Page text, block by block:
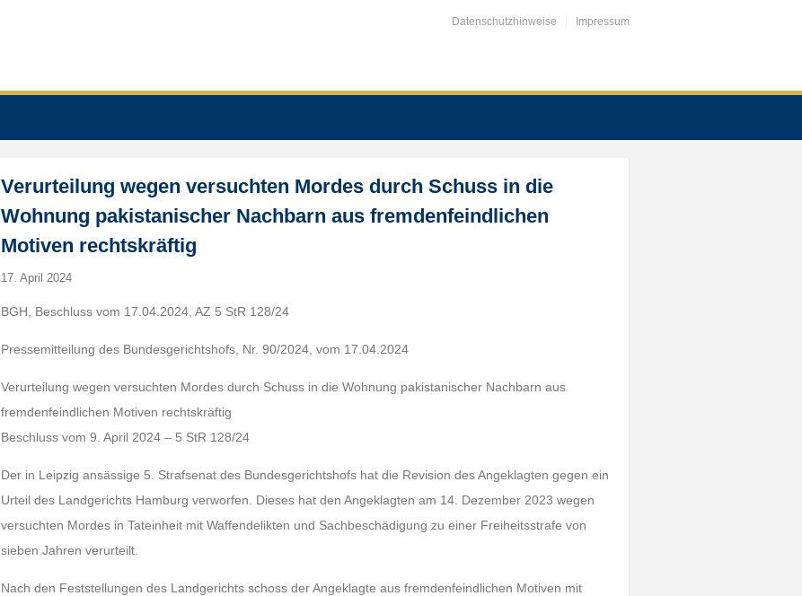
Datenschutzhinweise Impressum
Verurteilung wegen versuchten Mordes durch Schuss in die
Wohnung pakistanischer Nachbarn aus fremdenfeindlichen
Motiven rechtskräftig
17. April 2024
BGH, Beschluss vom 17.04.2024, AZ 5 StR 128/24
Pressemitteilung des Bundesgerichtshofs, Nr. 90/2024, vom 17.04.2024
Verurteilung wegen versuchten Mordes durch Schuss in die Wohnung pakistanischer Nachbarn aus
fremdenfeindlichen Motiven rechtskräftig
Beschluss vom 9. April 2024 – 5 StR 128/24
Der in Leipzig ansässige 5. Strafsenat des Bundesgerichtshofs hat die Revision des Angeklagten gegen ein
Urteil des Landgerichts Hamburg verworfen. Dieses hat den Angeklagten am 14. Dezember 2023 wegen
versuchten Mordes in Tateinheit mit Waffendelikten und Sachbeschädigung zu einer Freiheitsstrafe von
sieben Jahren verurteilt.
Nach den Feststellungen des Landgerichts schoss der Angeklagte aus fremdenfeindlichen Motiven mit